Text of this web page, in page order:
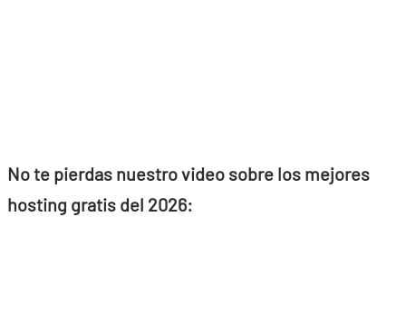
No te pierdas nuestro video sobre los mejores
hosting gratis del 2026: